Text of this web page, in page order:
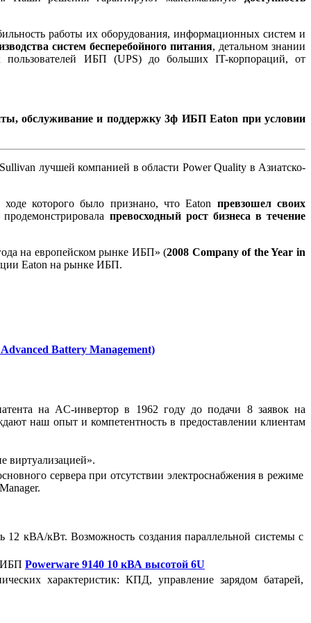
работы их оборудования, информационных систем и
систем бесперебойного питания, детальном знании
ИБП (UPS) до больших IT-корпораций, от
обслуживание и поддержку 3ф ИБП Eaton при условии
лучшей компанией в области Power Quality в Азиатско-
которого было признано, что Eaton превзошел своих
превосходный рост бизнеса в течение
на европейском рынке ИБП» (2008 Company of the Year in
Eaton на рынке ИБП.
Battery Management)
на AC-инвертор в 1962 году до подачи 8 заявок на
наш опыт и компетентность в предоставлении клиентам
виртуализацией».
сервера при отсутствии электроснабжения в режиме
кВА/кВт. Возможность создания параллельной системы с
ИБП Powerware 9140 10 кВА высотой 6U
характеристик: КПД, управление зарядом батарей,